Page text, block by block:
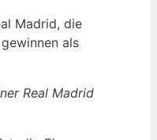
Madrid, die
als
Real Madrid